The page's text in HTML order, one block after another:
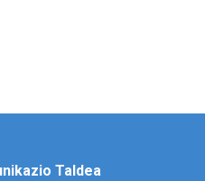
Taldea